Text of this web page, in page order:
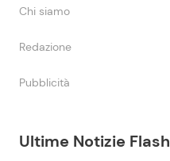
Ultime Notizie Flash
Chi siamo
Redazione
Pubblicità